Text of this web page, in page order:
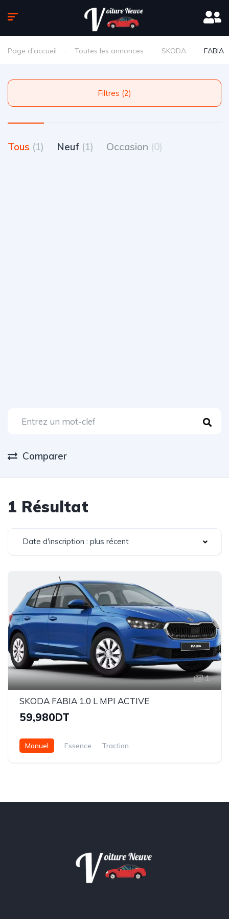
Page d'accueil Toutes les annonces SKODA FABIA
Filtres (2)
Tous (1) Neuf (1) Occasion (0)
Comparer
1 Résultat
Date d'inscription : plus récent
1
SKODA FABIA 1.0 L MPI ACTIVE
59,980DT
Manuel Essence Traction